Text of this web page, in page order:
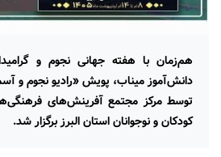
هم‌زمان با هفته جهانی نجوم و
دانش‌آموز میناب، پویش «رادیو نجوم و
توسط مرکز مجتمع آفرینش‌های
کودکان و نوجوانان استان البرز برگزار شد.